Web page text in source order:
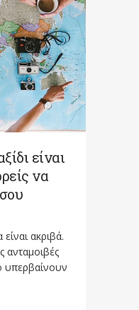
είναι
να
ακριβά.
ανταμοιβές
υπερβαίνουν